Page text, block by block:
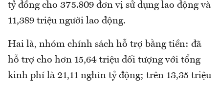
tỷ đồng cho 375.809 đơn vị sử dụng lao động và
11,389 triệu người lao động.
Hai là, nhóm chính sách hỗ trợ bằng tiền: đã
hỗ trợ cho hơn 15,64 triệu đối tượng với tổng
kinh phí là 21,11 nghìn tỷ động; trên 13,35 triệu